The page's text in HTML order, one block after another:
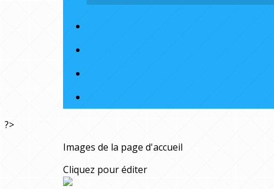
?>
Images de la page d'accueil
Cliquez pour éditer